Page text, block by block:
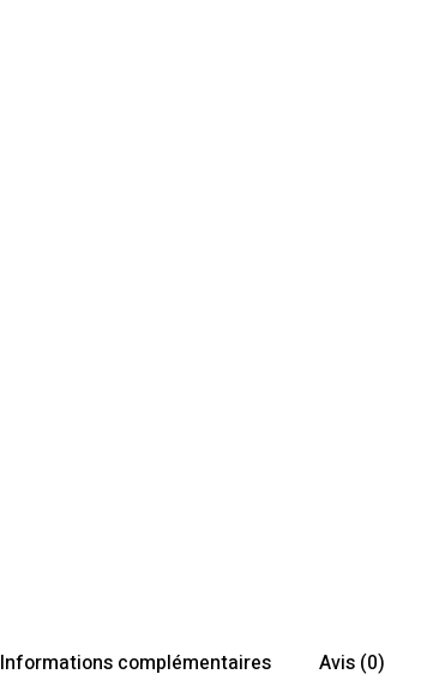
Informations complémentaires Avis (0)